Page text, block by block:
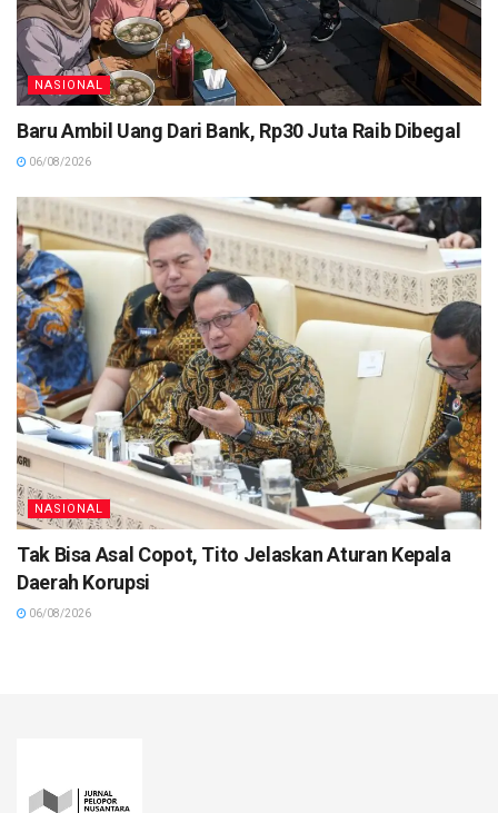
NASIONAL
Baru Ambil Uang Dari Bank, Rp30 Juta Raib Dibegal
06/08/2026
NASIONAL
Tak Bisa Asal Copot, Tito Jelaskan Aturan Kepala
Daerah Korupsi
06/08/2026